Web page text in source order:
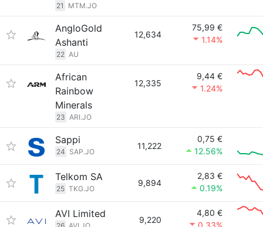
21 MTM.JO
AngloGold
Ashanti
22 AU
12,634
75,99 €
1.14%
African
Rainbow
Minerals
23 ARI.JO
12,335
9,44 €
1.24%
Sappi
24 SAP.JO
11,222
0,75 €
12.56%
Telkom SA
25 TKG.JO
9,894
2,83 €
0.19%
AVI Limited
9,220
4,80 €
0.33%